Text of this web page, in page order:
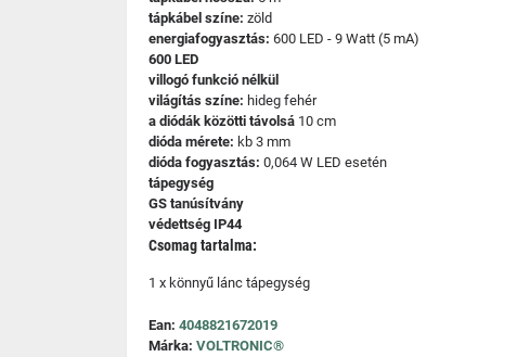
tápkábel színe: zöld
energiafogyasztás: 600 LED - 9 Watt (5 mA)
600 LED
villogó funkció nélkül
világítás színe: hideg fehér
a diódák közötti távolsá 10 cm
dióda mérete: kb 3 mm
dióda fogyasztás: 0,064 W LED esetén
tápegység
GS tanúsítvány
védettség IP44
Csomag tartalma:
1 x könnyű lánc tápegység
Ean: 4048821672019
Márka: VOLTRONIC®